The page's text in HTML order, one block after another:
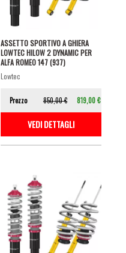
ASSETTO SPORTIVO A GHIERA
LOWTEC HILOW 2 DYNAMIC PER
ALFA ROMEO 147 (937)
lowtec
Prezzo 850,00 € 819,00 €
VEDI DETTAGLI